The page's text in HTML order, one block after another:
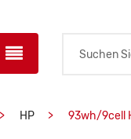
HP 93wh/9cell